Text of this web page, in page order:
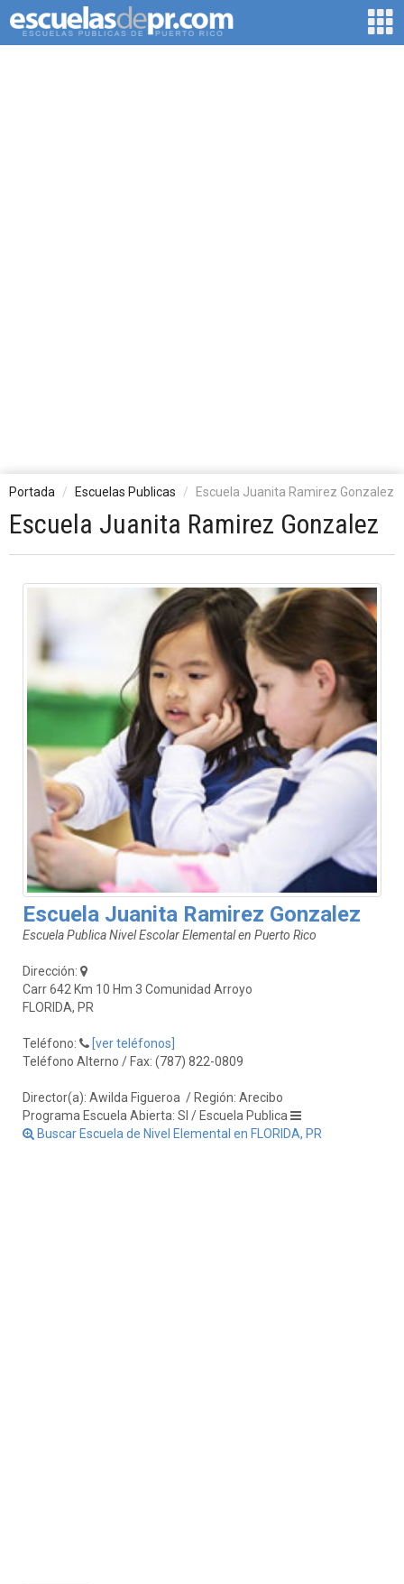
Portada Escuelas Publicas Escuela Juanita Ramirez Gonzalez
Escuela Juanita Ramirez Gonzalez
Escuela Juanita Ramirez Gonzalez
Escuela Publica Nivel Escolar Elemental en Puerto Rico
Dirección:
Carr 642 Km 10 Hm 3 Comunidad Arroyo
FLORIDA, PR
Teléfono:
[ver teléfonos]
Teléfono Alterno / Fax: (787) 822-0809
Director(a): Awilda Figueroa / Región: Arecibo
Programa Escuela Abierta: SI / Escuela Publica
Buscar Escuela de Nivel Elemental en FLORIDA, PR